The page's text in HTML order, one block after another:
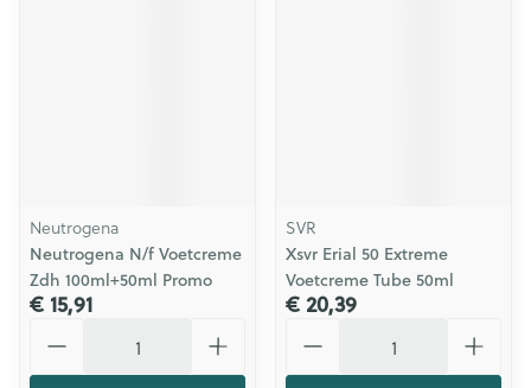
Neutrogena
Neutrogena N/f Voetcreme
Zdh 100ml+50ml Promo
€ 15,91
SVR
Xsvr Erial 50 Extreme
Voetcreme Tube 50ml
€ 20,39